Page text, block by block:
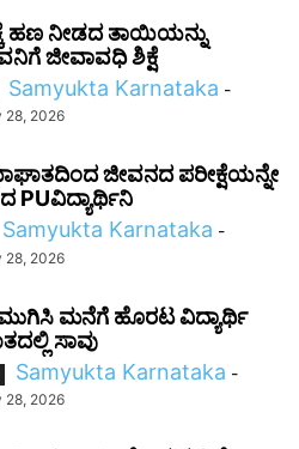
ಹಣ ನೀಡದ ತಾಯಿಯನ್ನು
ಜೀವಾವಧಿ ಶಿಕ್ಷೆ
Samyukta Karnataka -
28, 2026
ಜೀವನದ ಪರೀಕ್ಷೆಯನ್ನೇ
PUವಿದ್ಯಾರ್ಥಿನಿ
Samyukta Karnataka -
28, 2026
ಮುಗಿಸಿ ಮನೆಗೆ ಹೊರಟ ವಿದ್ಯಾರ್ಥಿ
ಸಾವು
Samyukta Karnataka -
28, 2026